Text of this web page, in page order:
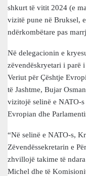
shkurt të vitit 2024 (e
vizitë pune në Bruksel,
ndërkombëtare pas
Në delegacionin e
zëvendëskryetari i parë
Veriut për Çështje
të Jashtme, Bujar
vizitojë selinë e NATO-
Evropian dhe
“Në selinë e NATO-s,
Zëvendëssekretarin e
zhvillojë takime të
Michel dhe të